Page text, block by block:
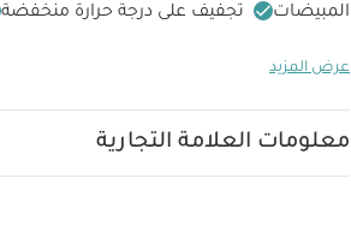
المبيضات
تجفيف على درجة حرارة منخفضة
قصيرة قماش عضوي بلون أبيض - 5 قطع
عرض المزيد
معلومات العلامة التجارية